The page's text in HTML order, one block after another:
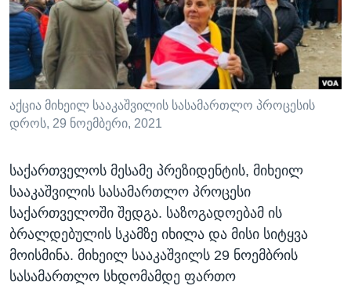
ᲡᲢᲣᲓᲘᲐ ᲕᲐᲨᲘᲜᲒᲢᲝᲜᲘ
ᲔᲙᲝᲜᲝᲛᲘᲙᲐ
ᲯᲐᲜᲛᲠᲗᲔᲚᲝᲑᲐ
ᲛᲔᲪᲜᲘᲔᲠᲔᲑᲐ
ᲘᲜᲢᲔᲠᲕᲘᲣ
ᲙᲣᲚᲢᲣᲠᲐ
ᲓᲔᲖᲘᲜᲤᲝᲠᲛᲐᲪᲘᲐ
Learning English
ᲗᲕᲐᲚᲘ ᲒᲕᲐᲓᲔᲕᲜᲔᲗ
აქცია მიხეილ სააკაშვილის სასამართლო პროცესის
დროს, 29 ნოემბერი, 2021
საქართველოს მესამე პრეზიდენტის, მიხეილ
სააკაშვილის სასამართლო პროცესი
საქართველოში შედგა. საზოგადოებამ ის
ბრალდებულის სკამზე იხილა და მისი სიტყვა
მოისმინა. მიხეილ სააკაშვილს 29 ნოემბრის
სასამართლო სხდომამდე ფართო